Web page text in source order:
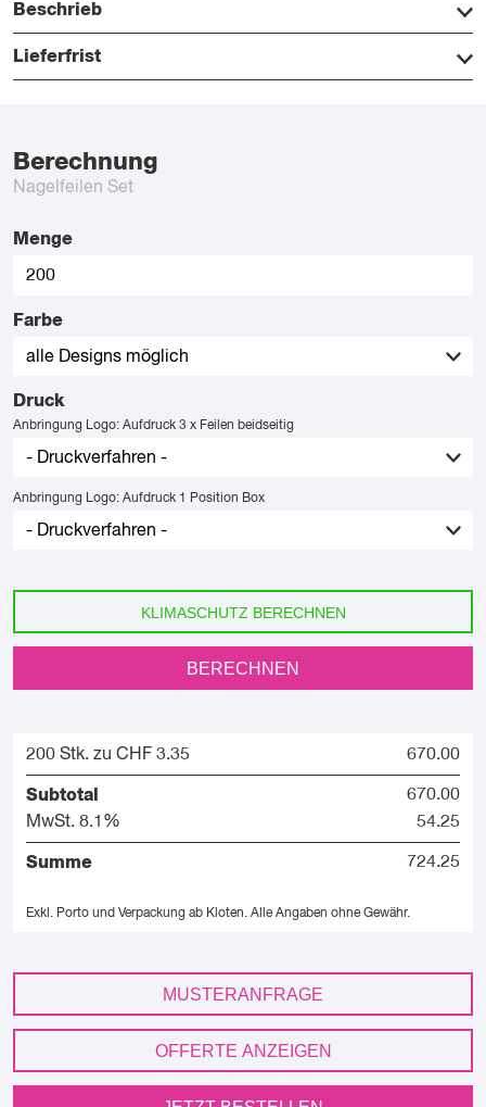
Beschrieb
Lieferfrist
Berechnung
Nagelfeilen Set
Menge
Farbe
Druck
Anbringung Logo: Aufdruck 3 x Feilen beidseitig
Anbringung Logo: Aufdruck 1 Position Box
KLIMASCHUTZ BERECHNEN
BERECHNEN
200 Stk. zu CHF 3.35 670.00
Subtotal
670.00
MwSt. 8.1%
54.25
Summe 724.25
Exkl. Porto und Verpackung ab Kloten. Alle Angaben ohne Gewähr.
MUSTERANFRAGE
OFFERTE ANZEIGEN